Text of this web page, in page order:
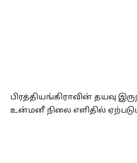
பிரத்தியங்கிராவின் தயவு
உன்மனீ நிலை எளிதில்